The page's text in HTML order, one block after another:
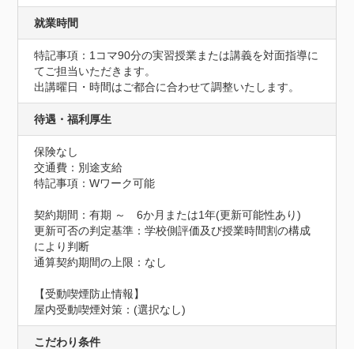
就業時間
特記事項：1コマ90分の実習授業または講義を対面指導に
てご担当いただきます。
出講曜日・時間はご都合に合わせて調整いたします。
待遇・福利厚生
保険なし
交通費：別途支給
特記事項：Wワーク可能
契約期間：有期 ～　6か月または1年(更新可能性あり)
更新可否の判定基準：学校側評価及び授業時間割の構成
により判断
通算契約期間の上限：なし
【受動喫煙防止情報】
屋内受動喫煙対策：(選択なし)
こだわり条件